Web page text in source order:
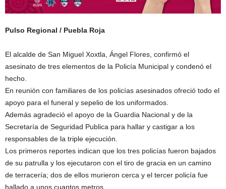
Pulso Regional / Puebla Roja
El alcalde de San Miguel Xoxtla, Ángel Flores, confirmó el
asesinato de tres elementos de la Policía Municipal y condenó el
hecho.
En reunión con familiares de los policías asesinados ofreció todo el
apoyo para el funeral y sepelio de los uniformados.
Además agradeció el apoyo de la Guardia Nacional y de la
Secretaría de Seguridad Publica para hallar y castigar a los
responsables de la triple ejecución.
Los primeros reportes indican que los tres policías fueron bajados
de su patrulla y los ejecutaron con el tiro de gracia en un camino
de terracería; dos de ellos murieron cerca y el tercer policía fue
hallado a unos cuantos metros.